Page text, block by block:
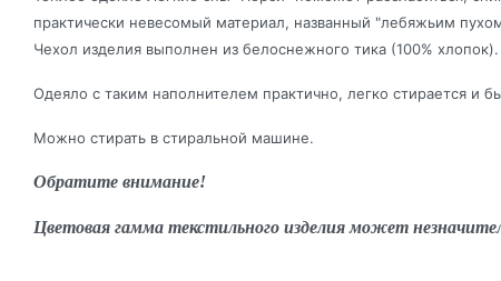
практически невесомый материал, названный "лебяжьим
Чехол изделия выполнен из белоснежного тика (100%
Одеяло с таким наполнителем практично, легко стирается и
Можно стирать в стиральной машине.
Обратите внимание!
Цветовая гамма текстильного изделия может